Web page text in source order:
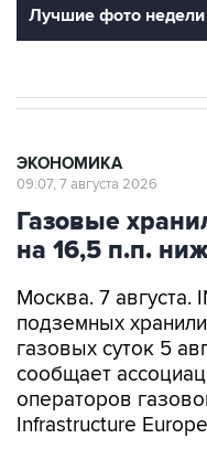
Лучшие фото недели
ЭКОНОМИКА
09:07, 7 августа 2026
Газовые
на 16,5 п.п.
Москва. 7 августа.
подземных
газовых суток 5
сообщает
операторов
Infrastructure